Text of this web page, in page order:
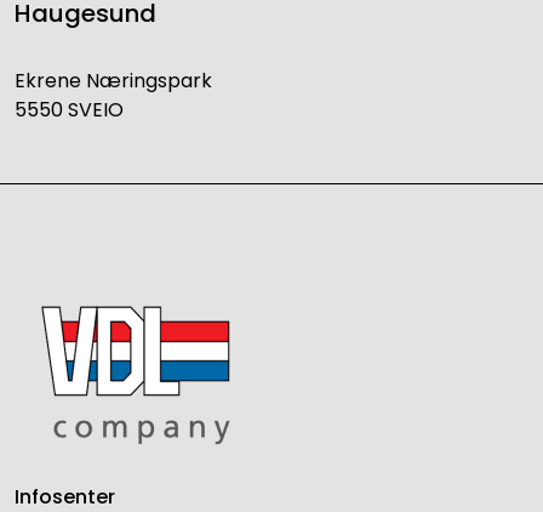
Haugesund
Ekrene Næringspark
5550 SVEIO
Infosenter